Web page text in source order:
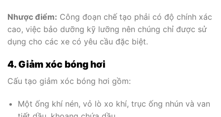
Nhược điểm: Công đoạn chế tạo phải có độ chính xác
cao, việc bảo dưỡng kỹ lưỡng nên chúng chỉ được sử
dụng cho các xe có yêu cầu đặc biệt.
4. Giảm xóc bóng hơi
Cấu tạo giảm xóc bóng hơi gồm:
Một ống khí nén, vỏ lò xo khí, trục ống nhún và van